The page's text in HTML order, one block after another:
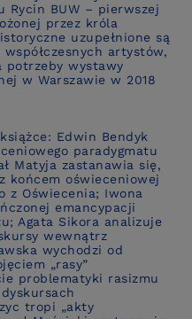
Rycin BUW – pierwszej
przez króla
uzupełnione są
artystów,
potrzeby wystawy
w Warszawie w 2018
Edwin Bendyk
paradygmatu
Matyja zastanawia się,
końcem oświeceniowej
z Oświecenia; Iwona
emancypacji
Agata Sikora analizuje
wewnątrz
wychodzi od
„rasy”
problematyki rasizmu
tropi „akty